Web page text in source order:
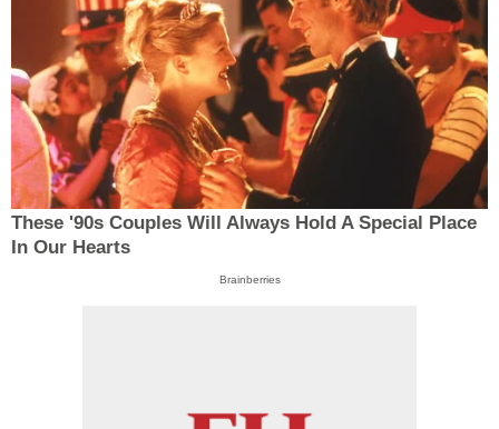
These '90s Couples Will Always Hold A Special Place
In Our Hearts
Brainberries